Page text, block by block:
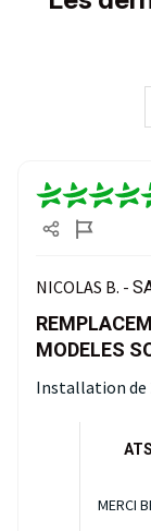
NICOLAS B. -
MODELES
Installation de
MERCI